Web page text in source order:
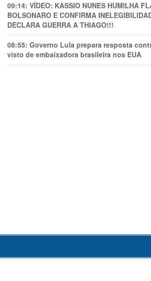
09:14: VÍDEO: KASSIO NUNES HUMlLHA
BOLSONARO E CONFIRMA
DECLARA GUERRA A THIAGO!!!
08:55: Governo Lula prepara resposta
visto de embaixadora brasileira nos EUA